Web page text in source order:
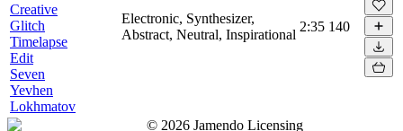
Creative
Glitch
Timelapse
Edit
Seven
Yevhen
Lokhmatov
Electronic, Synthesizer,
Abstract, Neutral, Inspirational
2:35 140
© 2026 Jamendo Licensing